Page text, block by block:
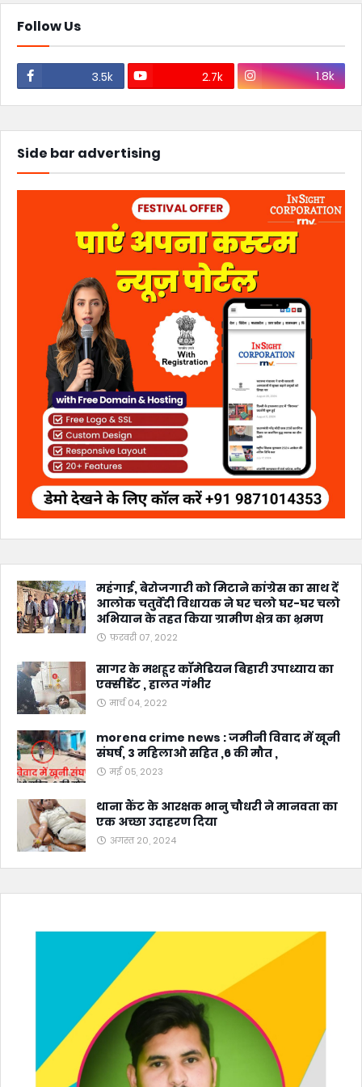
Follow Us
3.5k 2.7k 1.8k
Side bar advertising
महंगाई, बेरोजगारी को मिटाने कांग्रेस का साथ दें
आलोक चतुर्वेदी विधायक ने घर चलो घर-घर चलो
अभियान के तहत किया ग्रामीण क्षेत्र का भ्रमण
फ़रवरी 07, 2022
सागर के मशहूर कॉमेडियन बिहारी उपाध्याय का
एक्सीडेंट , हालत गंभीर
मार्च 04, 2022
morena crime news : जमीनी विवाद में खूनी
संघर्ष, 3 महिलाओ सहित ,6 की मौत ,
मई 05, 2023
थाना कैंट के आरक्षक भानु चौधरी ने मानवता का
एक अच्छा उदाहरण दिया
अगस्त 20, 2024